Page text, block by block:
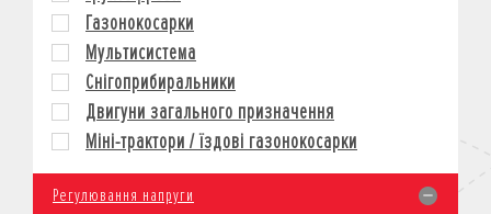
Газонокосарки
Мультисистема
Снігоприбиральники
Двигуни загального призначення
Міні-трактори / їздові газонокосарки
Регулювання напруги